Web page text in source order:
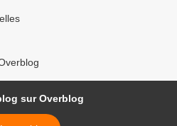
sur Overblog